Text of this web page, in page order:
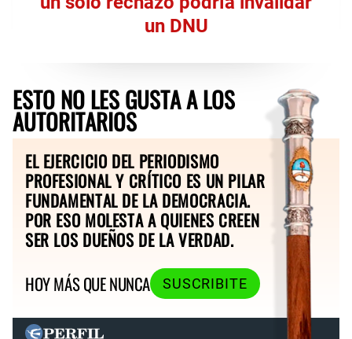
un DNU
ESTO NO LES GUSTA A LOS
AUTORITARIOS
EL EJERCICIO DEL PERIODISMO
PROFESIONAL Y CRÍTICO ES UN PILAR
FUNDAMENTAL DE LA DEMOCRACIA.
POR ESO MOLESTA A QUIENES CREEN
SER LOS DUEÑOS DE LA VERDAD.
HOY MÁS QUE NUNCA
SUSCRIBITE